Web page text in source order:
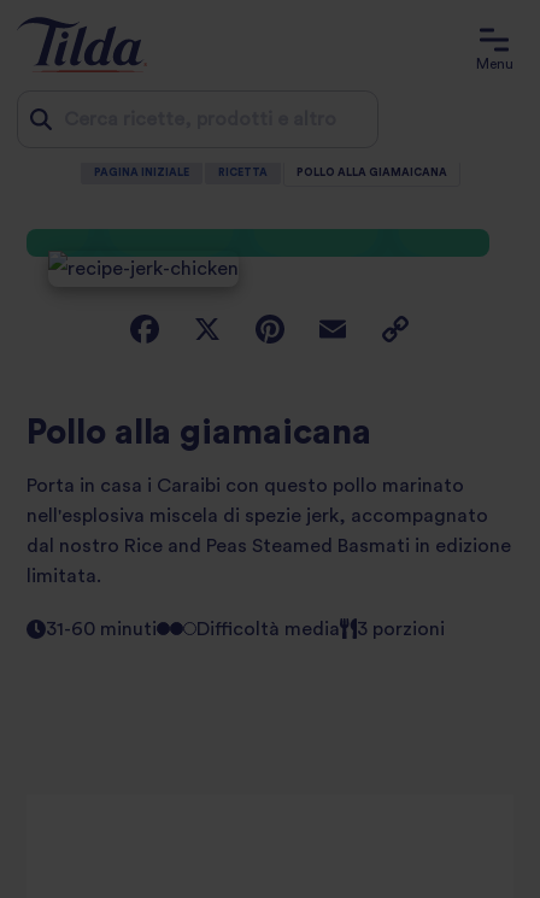
content
Menu
PAGINA INIZIALE RICETTA POLLO ALLA GIAMAICANA
Pollo alla giamaicana
Porta in casa i Caraibi con questo pollo marinato
nell'esplosiva miscela di spezie jerk, accompagnato
dal nostro Rice and Peas Steamed Basmati in edizione
limitata.
31-60 minuti Difficoltà media 3 porzioni